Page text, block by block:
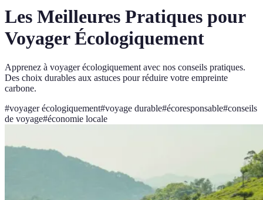
Les Meilleures Pratiques pour
Voyager Écologiquement
Apprenez à voyager écologiquement avec nos conseils pratiques.
Des choix durables aux astuces pour réduire votre empreinte
carbone.
#voyager écologiquement#voyage durable#écoresponsable#conseils
de voyage#économie locale